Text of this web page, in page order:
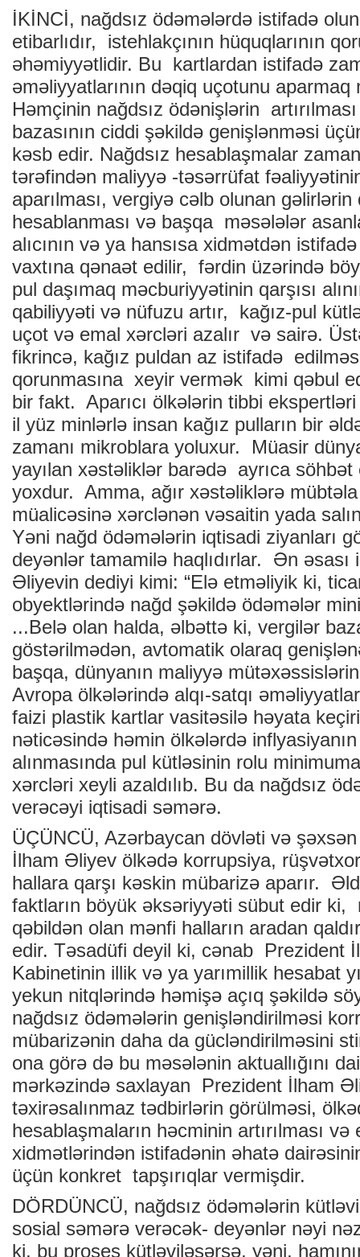
İKİNCİ, nağdsız ödəmələrdə istifadə
etibarlıdır, istehlakçının hüquqlarının
əhəmiyyətlidir. Bu kartlardan istifadə
əməliyyatlarının dəqiq uçotunu
Həmçinin nağdsız ödənişlərin
bazasının ciddi şəkildə genişlənməsi
kəsb edir. Nağdsız hesablaşmalar
tərəfindən maliyyə -təsərrüfat
aparılması, vergiyə cəlb olunan gəlirlərin
hesablanması və başqa məsələlər
alıcının və ya hansısa xidmətdən
vaxtına qənaət edilir, fərdin üzərində
pul daşımaq məcburiyyətinin qarşısı
qabiliyyəti və nüfuzu artır, kağız-pul
uçot və emal xərcləri azalır və sairə.
fikrincə, kağız puldan az istifadə
qorunmasına xeyir vermək kimi qəbul
bir fakt. Aparıcı ölkələrin tibbi
il yüz minlərlə insan kağız pulların bir
zamanı mikroblara yoluxur. Müasir
yayılan xəstəliklər barədə ayrıca
yoxdur. Amma, ağır xəstəliklərə
müalicəsinə xərclənən vəsaitin yada
Yəni nağd ödəmələrin iqtisadi ziyanları
deyənlər tamamilə haqlıdırlar. Ən
Əliyevin dediyi kimi: “Elə etməliyik ki,
obyektlərində nağd şəkildə ödəmələr
...Belə olan halda, əlbəttə ki, vergilər
göstərilmədən, avtomatik olaraq
başqa, dünyanın maliyyə
Avropa ölkələrində alqı-satqı
faizi plastik kartlar vasitəsilə həyata
nəticəsində həmin ölkələrdə inflyasiyanın
alınmasında pul kütləsinin rolu
xərcləri xeyli azaldılıb. Bu da nağdsız
verəcəyi iqtisadi səmərə.
ÜÇÜNCÜ, Azərbaycan dövləti və
İlham Əliyev ölkədə korrupsiya,
hallara qarşı kəskin mübarizə aparır.
faktların böyük əksəriyyəti sübut edir ki,
qəbildən olan mənfi halların aradan
edir. Təsadüfi deyil ki, cənab Prezident
Kabinetinin illik və ya yarımillik hesabat
yekun nitqlərində həmişə açıq şəkildə
nağdsız ödəmələrin genişləndirilməsi
mübarizənin daha da gücləndirilməsini
ona görə də bu məsələnin aktuallığını
mərkəzində saxlayan Prezident İlham
təxirəsalınmaz tədbirlərin görülməsi,
hesablaşmaların həcminin artırılması
xidmətlərindən istifadənin əhatə
üçün konkret tapşırıqlar vermişdir.
DÖRDÜNCÜ, nağdsız ödəmələrin
sosial səmərə verəcək- deyənlər nəyi
ki, bu proses kütləviləşərsə, yəni,